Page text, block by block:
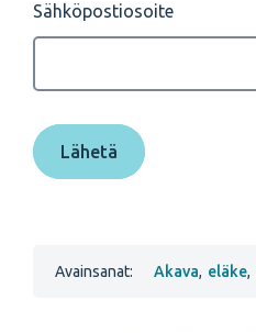
Sähköpostiosoite
Avainsanat: Akava, eläke,